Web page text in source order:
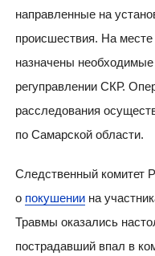
направленные на
происшествия. На
назначены
регуправлении СКР.
расследования
по Самарской области.
Следственный комитет
о покушениина
Травмы оказались
пострадавший впал в